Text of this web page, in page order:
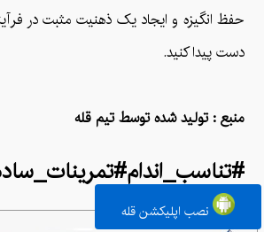
حفظ انگیزه و ایجاد یک ذهنیت مثبت در
دست پیدا کنید.
منبع : تولید شده توسط تیم قله